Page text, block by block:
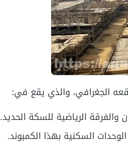
الجغرافي، والذي يقع في:
الرياضية للسكة الحديد.
السكنية بهذا الكمبوند.